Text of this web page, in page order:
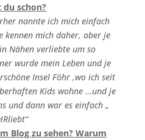
du schon?
nannte ich mich einfach
kennen mich daher, aber je
Nähen verliebte um so
wurde mein Leben und je
Insel Föhr ,wo ich seit
Kids wohne …und je
und dann war es einfach „
Blog zu sehen? Warum